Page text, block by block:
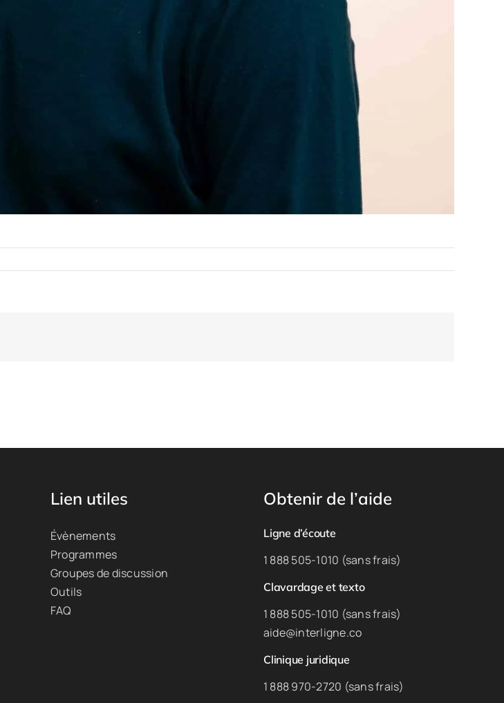
Lien utiles
Évènements
Programmes
Groupes de discussion
Outils
FAQ
Obtenir de l’aide
Ligne d’écoute
1 888 505-1010 (sans frais)
Clavardage et texto
1 888 505-1010 (sans frais)
aide@interligne.co
Clinique juridique
1 888 970-2720 (sans frais)